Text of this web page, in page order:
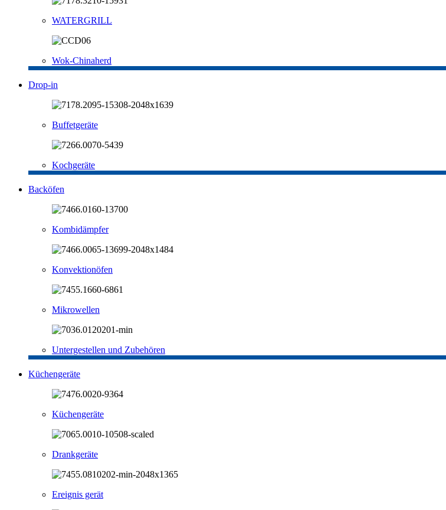
WATERGRILL
Wok-Chinaherd
Drop-in
Buffetgeräte
Kochgeräte
Backöfen
Kombidämpfer
Konvektionöfen
Mikrowellen
Untergestellen und Zubehören
Küchengeräte
Küchengeräte
Drankgeräte
Ereignis gerät